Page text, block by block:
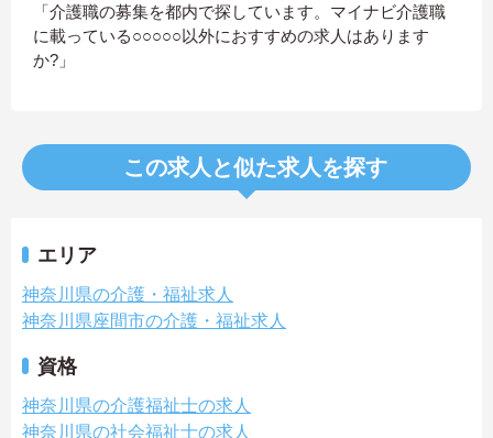
「介護職の募集を都内で探しています。マイナビ介護職
に載っている○○○○○以外におすすめの求人はあります
か?」
この求人と似た求人を探す
エリア
神奈川県の介護・福祉求人
神奈川県座間市の介護・福祉求人
資格
神奈川県の介護福祉士の求人
神奈川県の社会福祉士の求人